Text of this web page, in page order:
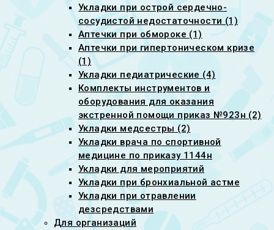
Укладки при острой сердечно-
сосудистой недостаточности (1)
Аптечки при обмороке (1)
Аптечки при гипертоническом кризе
(1)
Укладки педиатрические (4)
Комплекты инструментов и
оборудования для оказания
экстренной помощи приказ №923н (2)
Укладки медсестры (2)
Укладки врача по спортивной
медицине по приказу 1144н
Укладки для мероприятий
Укладки при бронхиальной астме
Укладки при отравлении
дезсредствами
Для организаций